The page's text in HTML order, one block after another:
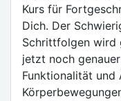
Kurs für
Dich. Der
Schrittfolgen wird
jetzt noch
Funktionalität und